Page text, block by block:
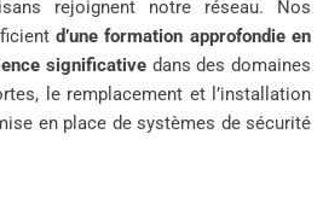
rejoignent notre réseau. Nos
d’une formation approfondie en
significativedans des domaines
le remplacement et l’installation
en place de systèmes de sécurité